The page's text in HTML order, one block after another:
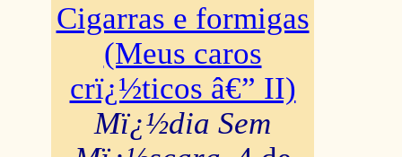
Cigarras e formigas
(Meus caros
crï¿½ticos â€” II)
Mï¿½dia Sem